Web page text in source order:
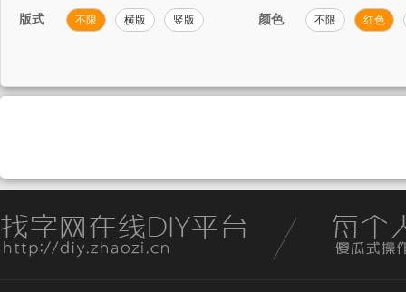
版式 不限 横版 竖版 颜色 不限 红色